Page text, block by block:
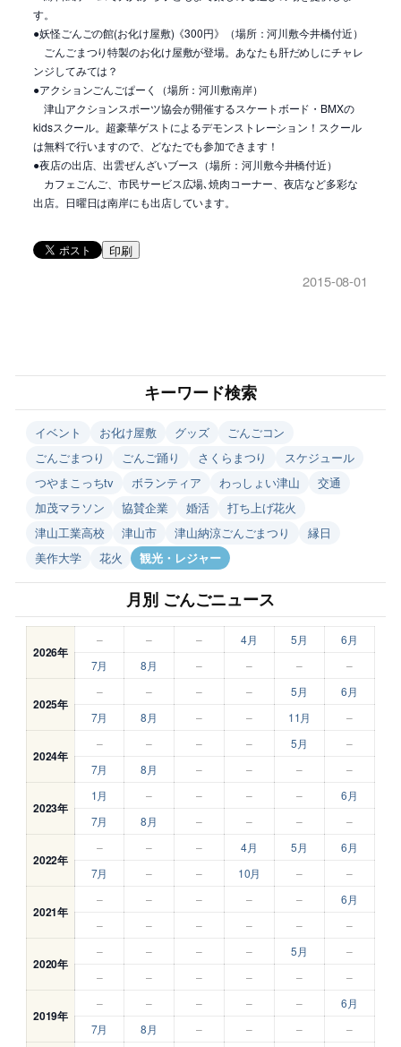
す。
●妖怪ごんごの館(お化け屋敷)《300円》（場所：河川敷今井橋付近）
ごんごまつり特製のお化け屋敷が登場。あなたも肝だめしにチャレ
ンジしてみては？
●アクションごんごぱーく（場所：河川敷南岸）
津山アクションスポーツ協会が開催するスケートボード・BMXの
kidsスクール。超豪華ゲストによるデモンストレーション！スクール
は無料で行いますので、どなたでも参加できます！
●夜店の出店、出雲ぜんざいブース（場所：河川敷今井橋付近）
カフェごんご、市民サービス広場､焼肉コーナー、夜店など多彩な
出店。日曜日は南岸にも出店しています。
印刷
2015-08-01
キーワード検索
イベント お化け屋敷 グッズ
ごんごコン
ごんごまつり
ごんご踊り さくらまつり
スケジュール
つやまこっちtv
ボランティア わっしょい津山
交通
加茂マラソン
協賛企業 婚活
打ち上げ花火
津山工業高校
津山市 津山納涼ごんごまつり
縁日
美作大学
花火 観光・レジャー
月別 ごんごニュース
2026年
– – – 4月 5月
6月
7月
8月 – – – –
2025年
– – – – 5月
6月
7月
8月 – – 11月 –
2024年
– – – – 5月
–
7月
8月 – – – –
2023年
1月 – – – –
6月
7月
8月 – – – –
2022年
– – – 4月 5月
6月
7月
– – 10月 – –
2021年
– – – – –
6月
–
– – – – –
2020年
– – – – 5月
–
–
– – – – –
2019年
– – – – –
6月
7月
8月 – – – –